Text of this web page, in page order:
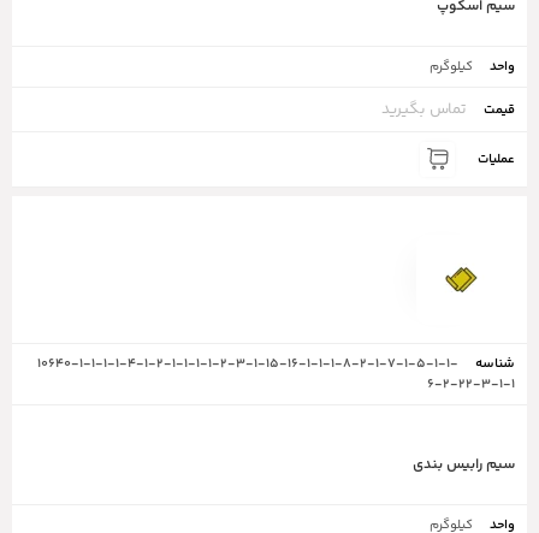
سیم اسکوپ
کیلوگرم
تماس بگیرید
10640-1-1-1-1-4-1-2-1-1-1-1-2-3-1-15-16-1-1-1-8-2-1-7-1-5-1-1-
6-2-22-3-1-1
سیم رابیس بندی
کیلوگرم